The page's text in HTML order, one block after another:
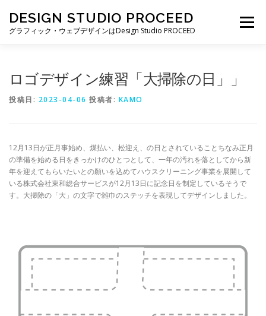
DESIGN STUDIO PROCEED
グラフィック・ウェブデザインはDesign Studio PROCEED
メニュー
お仕事の依頼・お問い合わせ
ロゴデザイン練習「大掃除の日」」
投稿日: 2023-04-06 投稿者: KAMO
12月13日が正月事始め、煤払い、松迎え、の日とされていることちなみ正月
の準備を始める日をきっかけのひとつとして、一年の汚れを落としてから新
年を迎えてもらいたいとの願いを込めてハウスクリーニング事業を展開して
いる株式会社東和総合サービスが12月13日に記念日を制定しているそうで
す。大掃除の「大」の文字で雑巾のステッチを表現してデザインしました。